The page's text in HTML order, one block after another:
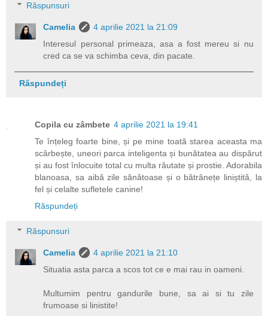
Răspunsuri
Camelia
4 aprilie 2021 la 21:09
Interesul personal primeaza, asa a fost mereu si nu
cred ca se va schimba ceva, din pacate.
Răspundeți
Copila cu zâmbete 4 aprilie 2021 la 19:41
Te înțeleg foarte bine, și pe mine toată starea aceasta ma
scârbește, uneori parca inteligenta și bunătatea au dispărut
și au fost înlocuite total cu multa răutate și prostie. Adorabila
blanoasa, sa aibă zile sănătoase și o bătrânețe liniștită, la
fel și celalte sufletele canine!
Răspundeți
Răspunsuri
Camelia
4 aprilie 2021 la 21:10
Situatia asta parca a scos tot ce e mai rau in oameni.
Multumim pentru gandurile bune, sa ai si tu zile
frumoase si linistite!